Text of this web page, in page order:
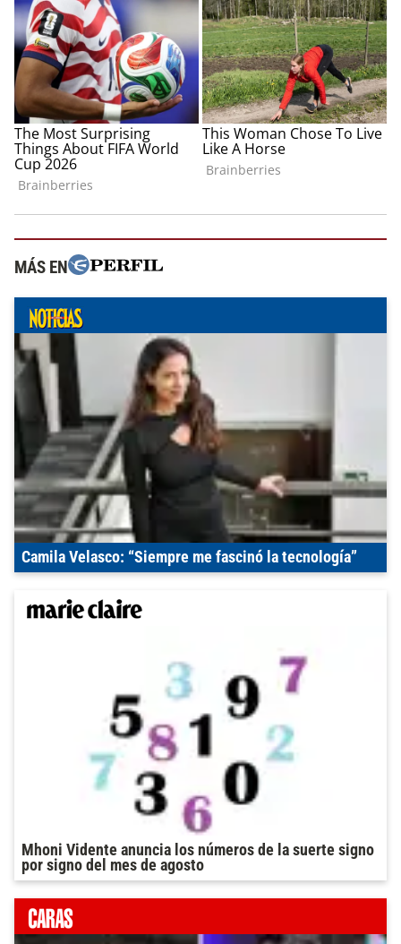
MÁS EN
Camila Velasco: “Siempre me fascinó la tecnología”
Mhoni Vidente anuncia los números de la suerte signo
por signo del mes de agosto